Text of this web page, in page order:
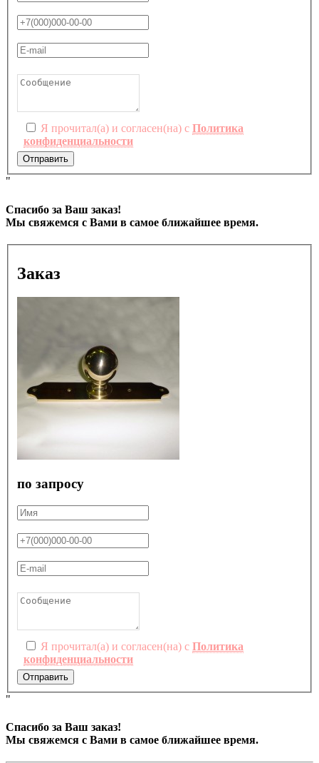
Я прочитал(а) и согласен(на) с Политика
конфиденциальности
Отправить
"
Спасибо за Ваш заказ!
Мы свяжемся с Вами в самое ближайшее время.
Заказ
по запросу
Я прочитал(а) и согласен(на) с Политика
конфиденциальности
Отправить
"
Спасибо за Ваш заказ!
Мы свяжемся с Вами в самое ближайшее время.